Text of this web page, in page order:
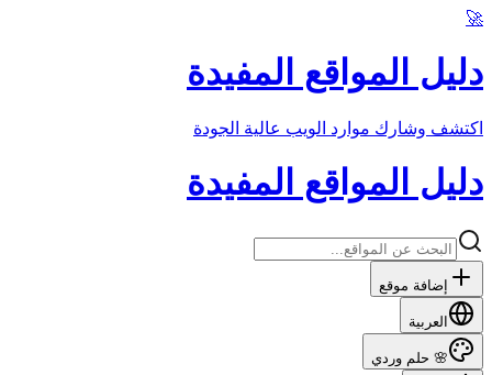
🚀
دليل المواقع المفيدة
اكتشف وشارك موارد الويب عالية الجودة
دليل المواقع المفيدة
إضافة موقع
العربية
🌸 حلم وردي